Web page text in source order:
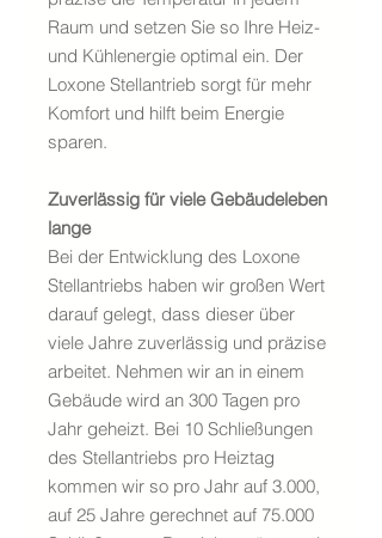
Raum und setzen Sie so Ihre Heiz-
und Kühlenergie optimal ein. Der
Loxone Stellantrieb sorgt für mehr
Komfort und hilft beim Energie
sparen.
Zuverlässig für viele Gebäudeleben
lange
Bei der Entwicklung des Loxone
Stellantriebs haben wir großen Wert
darauf gelegt, dass dieser über
viele Jahre zuverlässig und präzise
arbeitet. Nehmen wir an in einem
Gebäude wird an 300 Tagen pro
Jahr geheizt. Bei 10 Schließungen
des Stellantriebs pro Heiztag
kommen wir so pro Jahr auf 3.000,
auf 25 Jahre gerechnet auf 75.000